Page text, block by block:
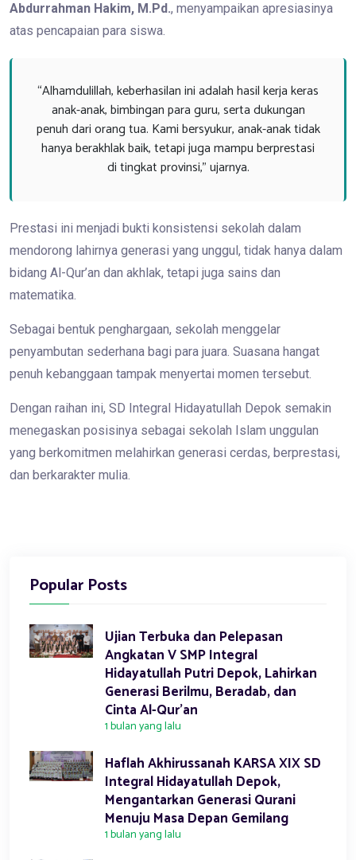
Abdurrahman Hakim, M.Pd., menyampaikan apresiasinya
atas pencapaian para siswa.
“Alhamdulillah, keberhasilan ini adalah hasil kerja keras
anak-anak, bimbingan para guru, serta dukungan
penuh dari orang tua. Kami bersyukur, anak-anak tidak
hanya berakhlak baik, tetapi juga mampu berprestasi
di tingkat provinsi,” ujarnya.
Prestasi ini menjadi bukti konsistensi sekolah dalam
mendorong lahirnya generasi yang unggul, tidak hanya dalam
bidang Al-Qur’an dan akhlak, tetapi juga sains dan
matematika.
Sebagai bentuk penghargaan, sekolah menggelar
penyambutan sederhana bagi para juara. Suasana hangat
penuh kebanggaan tampak menyertai momen tersebut.
Dengan raihan ini, SD Integral Hidayatullah Depok semakin
menegaskan posisinya sebagai sekolah Islam unggulan
yang berkomitmen melahirkan generasi cerdas, berprestasi,
dan berkarakter mulia.
Popular Posts
Ujian Terbuka dan Pelepasan
Angkatan V SMP Integral
Hidayatullah Putri Depok, Lahirkan
Generasi Berilmu, Beradab, dan
Cinta Al-Qur’an
1 bulan yang lalu
Haflah Akhirussanah KARSA XIX SD
Integral Hidayatullah Depok,
Mengantarkan Generasi Qurani
Menuju Masa Depan Gemilang
1 bulan yang lalu